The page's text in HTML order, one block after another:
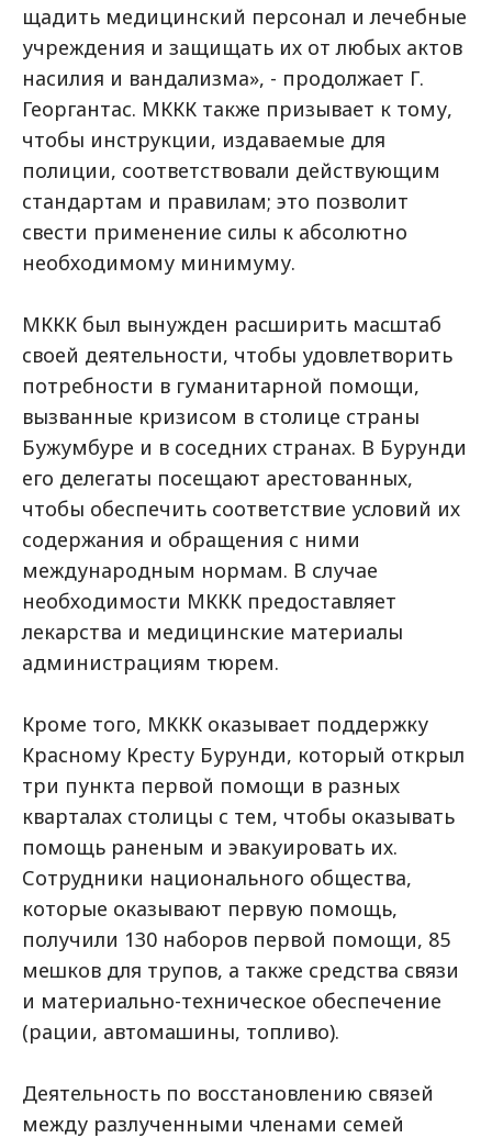
щадить медицинский персонал и лечебные
учреждения и защищать их от любых актов
насилия и вандализма», - продолжает Г.
Георгантас. МККК также призывает к тому,
чтобы инструкции, издаваемые для
полиции, соответствовали действующим
стандартам и правилам; это позволит
свести применение силы к абсолютно
необходимому минимуму.
МККК был вынужден расширить масштаб
своей деятельности, чтобы удовлетворить
потребности в гуманитарной помощи,
вызванные кризисом в столице страны
Бужумбуре и в соседних странах. В Бурунди
его делегаты посещают арестованных,
чтобы обеспечить соответствие условий их
содержания и обращения с ними
международным нормам. В случае
необходимости МККК предоставляет
лекарства и медицинские материалы
администрациям тюрем.
Кроме того, МККК оказывает поддержку
Красному Кресту Бурунди, который открыл
три пункта первой помощи в разных
кварталах столицы с тем, чтобы оказывать
помощь раненым и эвакуировать их.
Сотрудники национального общества,
которые оказывают первую помощь,
получили 130 наборов первой помощи, 85
мешков для трупов, а также средства связи
и материально-техническое обеспечение
(рации, автомашины, топливо).
Деятельность по восстановлению связей
между разлученными членами семей